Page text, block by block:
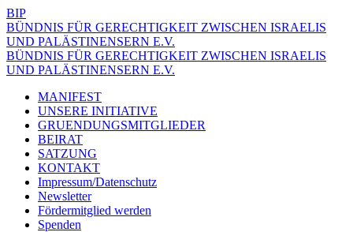
BIP
BÜNDNIS FÜR GERECHTIGKEIT ZWISCHEN ISRAELIS
UND PALÄSTINENSERN E.V.
BÜNDNIS FÜR GERECHTIGKEIT ZWISCHEN ISRAELIS
UND PALÄSTINENSERN E.V.
MANIFEST
UNSERE INITIATIVE
GRUENDUNGSMITGLIEDER
BEIRAT
SATZUNG
KONTAKT
Impressum/Datenschutz
Newsletter
Fördermitglied werden
Spenden